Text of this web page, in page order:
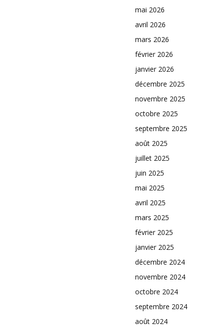
mai 2026
avril 2026
mars 2026
février 2026
janvier 2026
décembre 2025
novembre 2025
octobre 2025
septembre 2025
août 2025
juillet 2025
juin 2025
mai 2025
avril 2025
mars 2025
février 2025
janvier 2025
décembre 2024
novembre 2024
octobre 2024
septembre 2024
août 2024